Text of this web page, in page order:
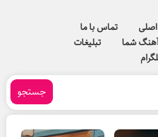
تماس با ما
شما
تبلیغات
جستجو